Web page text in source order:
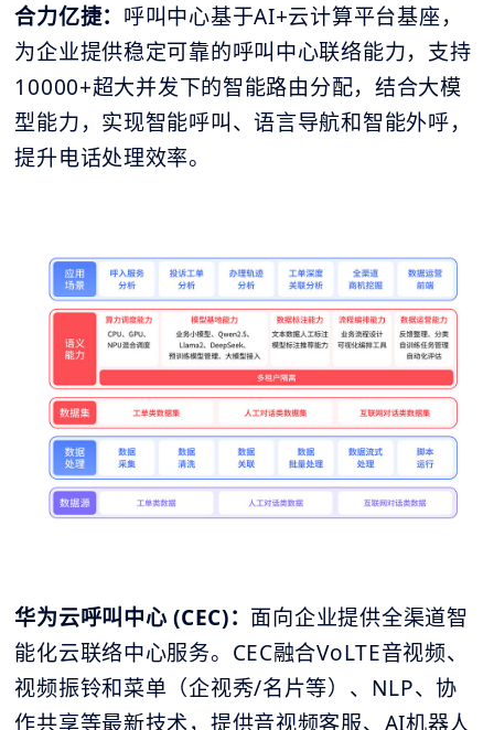
合力亿捷： 呼叫中心基于AI+云计算平台基座，
为企业提供稳定可靠的呼叫中心联络能力，支持
10000+超大并发下的智能路由分配，结合大模
型能力，实现智能呼叫、语言导航和智能外呼，
提升电话处理效率。
华为云呼叫中心 (CEC)： 面向企业提供全渠道智
能化云联络中心服务。CEC融合VoLTE音视频、
视频振铃和菜单（企视秀/名片等）、NLP、协
作共享等最新技术，提供音视频客服、AI机器人